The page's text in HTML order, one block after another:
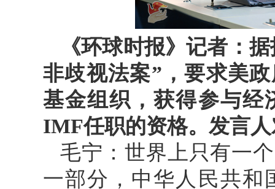
《环球时报》记者：
非歧视法案”，要求美
基金组织，获得参与经
IMF任职的资格。发言
毛宁：世界上只有一
一部分，中华人民共和